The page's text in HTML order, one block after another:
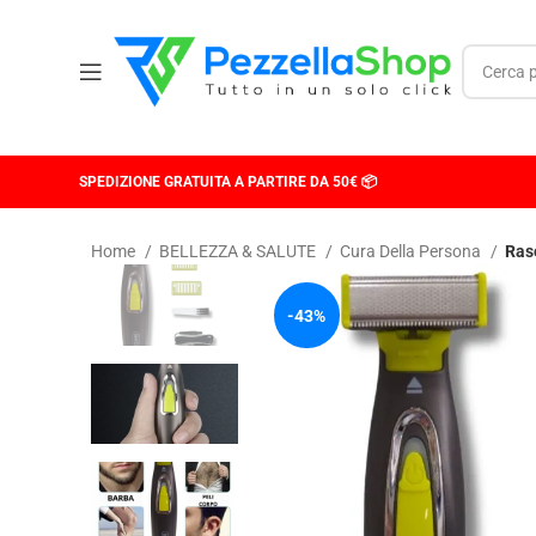
SPEDIZIONE GRATUITA A PARTIRE DA 50€ 📦
Home BELLEZZA & SALUTE Cura Della Persona
-43%